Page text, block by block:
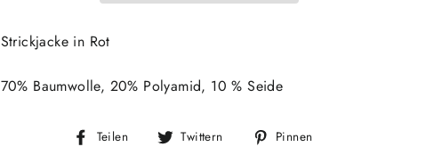
Strickjacke in Rot
70% Baumwolle, 20% Polyamid, 10 % Seide
Teilen
Auf
Twittern
Auf
Pinnen